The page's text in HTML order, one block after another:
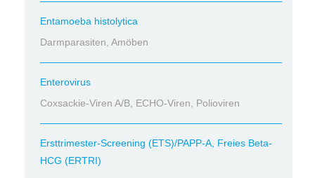
Entamoeba histolytica
Darmparasiten, Amöben
Enterovirus
Coxsackie-Viren A/B, ECHO-Viren, Polioviren
Ersttrimester-Screening (ETS)/PAPP-A, Freies Beta-
HCG (ERTRI)